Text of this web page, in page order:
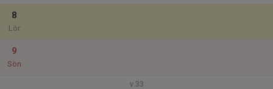
8
Lör
9
Sön
v.33